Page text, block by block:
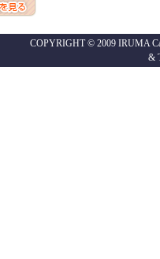
COPYRIGHT © 2009 IRUMA
&